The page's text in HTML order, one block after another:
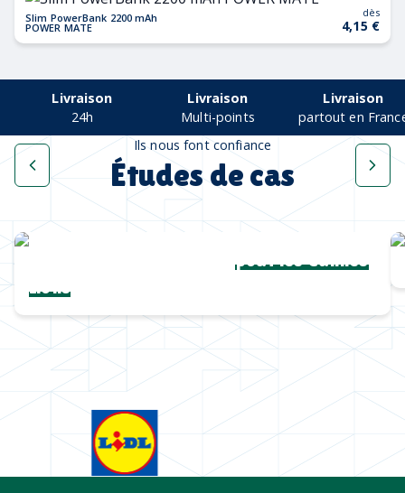
Slim PowerBank 2200 mAh
POWER MATE
dès
4,15 €
Livraison
24h
Livraison
Multi-points
Livraison
partout en
Ils nous font confiance
Études de cas
Une collection complètepour les Cannes
Lions